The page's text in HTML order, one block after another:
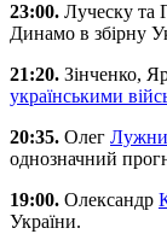
23:00. Луческу та
Динамо в збірну
21:20. Зінченко,
українськими
20:35. Олег
однозначний
19:00. Олександр
України.